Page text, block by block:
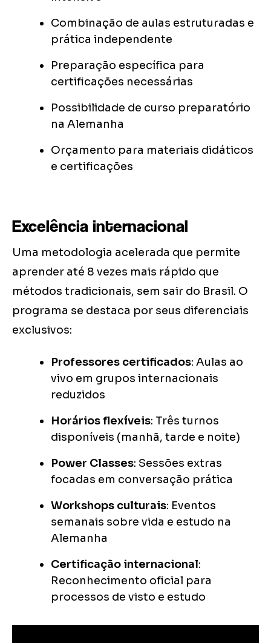
Combinação de aulas estruturadas e
prática independente
Preparação específica para
certificações necessárias
Possibilidade de curso preparatório
na Alemanha
Orçamento para materiais didáticos
e certificações
Excelência internacional
Uma metodologia acelerada que permite
aprender até 8 vezes mais rápido que
métodos tradicionais, sem sair do Brasil. O
programa se destaca por seus diferenciais
exclusivos:
Professores certificados: Aulas ao
vivo em grupos internacionais
reduzidos
Horários flexíveis: Três turnos
disponíveis (manhã, tarde e noite)
Power Classes: Sessões extras
focadas em conversação prática
Workshops culturais: Eventos
semanais sobre vida e estudo na
Alemanha
Certificação internacional:
Reconhecimento oficial para
processos de visto e estudo